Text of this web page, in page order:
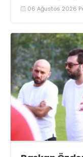
06 Ağustos 2026